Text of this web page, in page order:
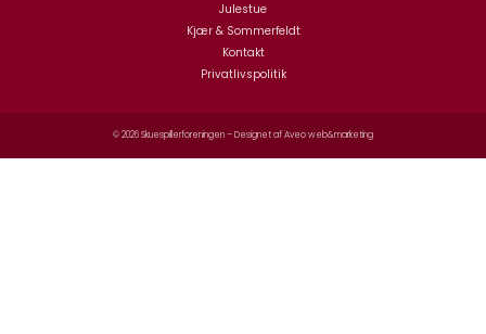
Julestue
Kjær & Sommerfeldt
Kontakt
Privatlivspolitik
© 2026 Skuespillerforeningen – Designet afAveo web&marketing